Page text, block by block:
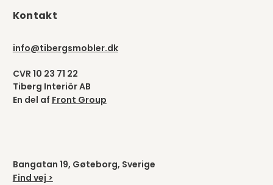
Kontakt
info@tibergsmobler.dk
CVR 10 23 71 22
Tiberg Interiör AB
En del af Front Group
Bangatan 19, Gøteborg, Sverige
Find vej >